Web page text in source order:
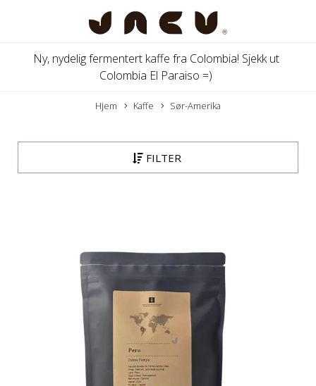
Ny, nydelig fermentert kaffe fra Colombia! Sjekk ut
Colombia El Paraiso =)
Hjem Kaffe Sør-Amerika
FILTER